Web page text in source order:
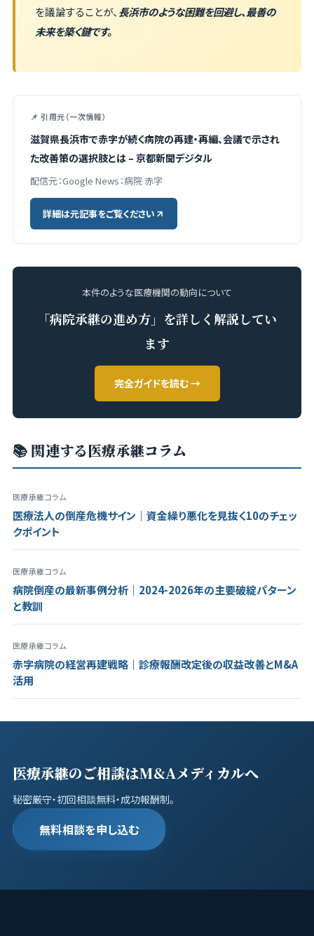
を議論することが、 長浜市のような困難を回避し、最善の
未来を築く鍵です。
📌 引用元（一次情報）
滋賀県長浜市で赤字が続く病院の再建・再編、会議で示され
た改善策の選択肢とは – 京都新聞デジタル
配信元：Google News：病院 赤字
詳細は元記事をご覧ください
本件のような医療機関の動向について
「病院承継の進め方」を詳しく解説してい
ます
完全ガイドを読む →
📚 関連する医療承継コラム
医療承継コラム
医療法人の倒産危機サイン｜資金繰り悪化を見抜く10のチェッ
クポイント
医療承継コラム
病院倒産の最新事例分析｜2024-2026年の主要破綻パターン
と教訓
医療承継コラム
赤字病院の経営再建戦略｜診療報酬改定後の収益改善とM&A
活用
医療承継のご相談はM&Aメディカルへ
秘密厳守・初回相談無料・成功報酬制。
無料相談を申し込む